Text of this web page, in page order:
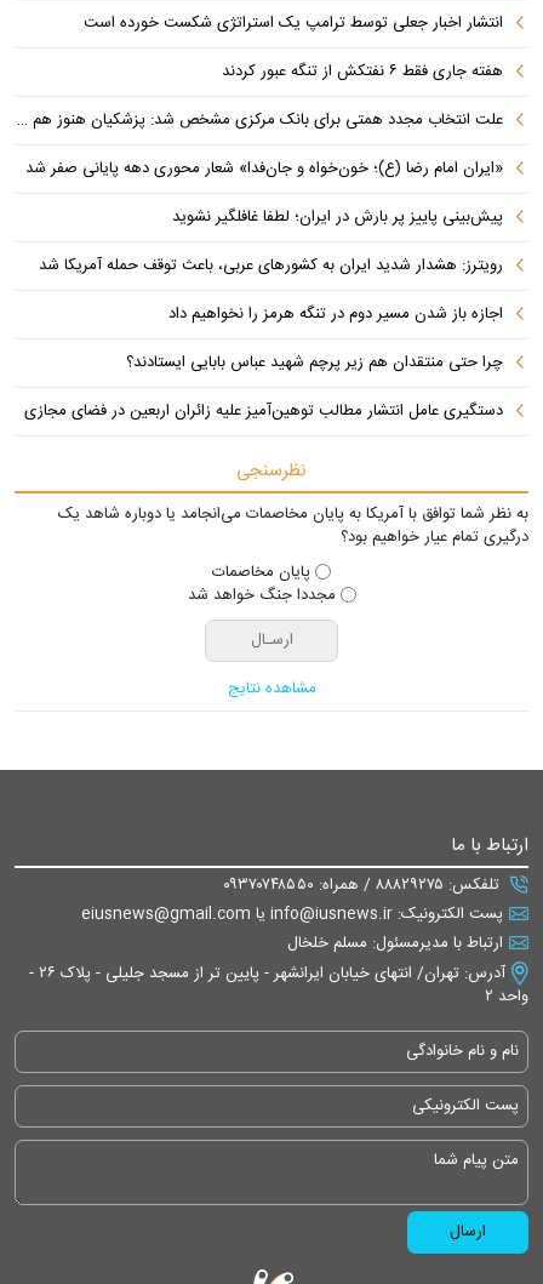
انتشار اخبار جعلی توسط ترامپ یک استراتژی شکست خورده است
هفته جاری فقط ۶ نفتکش از تنگه عبور کردند
علت انتخاب مجدد همتی برای بانک مرکزی مشخص شد: پزشکیان هنوز هم متوجه نشده است چرا همتی استیضاح شد!
«ایران امام رضا (ع)؛ خون‌خواه و جان‌فدا» شعار محوری دهه پایانی صفر شد
پیش‌بینی پاییز پر بارش در ایران؛ لطفا غافلگیر نشوید
رویترز: هشدار شدید ایران به کشورهای عربی، باعث توقف حمله آمریکا شد
اجازه باز شدن مسیر دوم در تنگه هرمز را نخواهیم داد
چرا حتی منتقدان هم زیر پرچم شهید عباس بابایی ایستادند؟
دستگیری عامل انتشار مطالب توهین‌آمیز علیه زائران اربعین در فضای مجازی
نظرسنجی
به نظر شما توافق با آمریکا به پایان مخاصمات می‌انجامد یا دوباره شاهد یک
درگیری تمام عیار خواهیم بود؟
پایان مخاصمات
مجددا جنگ خواهد شد
مشاهده نتایج
ارتباط با ما
تلفکس: ۸۸۸۲۹۲۷۵ / همراه: ۰۹۳۷۰۷۴۸۵۵۰
پست الکترونیک: info@iusnews.ir یا eiusnews@gmail.com
ارتباط با مدیرمسئول: مسلم خلخال
آدرس: تهران/ انتهای خیابان ایرانشهر - پایین تر از مسجد جلیلی - پلاک ۲۶ -
واحد ۲